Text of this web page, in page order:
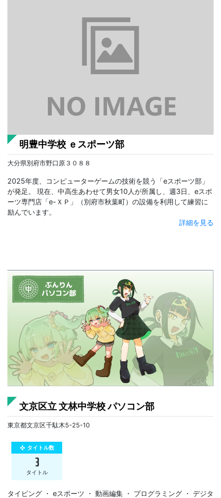
明豊中学校 ｅスポーツ部
大分県別府市野口原３０８８
2025年度、コンピューターゲームの技術を競う「eスポーツ部」
が発足。 現在、中高生あわせて男女10人が所属し、週3日、eスポ
ーツ専門店「e-ＸＰ」（別府市秋葉町）の設備を利用して練習に
励んでいます。
詳細を見る
文京区立 文林中学校 パソコン部
東京都文京区千駄木5-25-10
gamepad タイトル数
3
タイトル
タイピング ・ eスポーツ ・ 動画編集 ・ プログラミング ・ デジタ